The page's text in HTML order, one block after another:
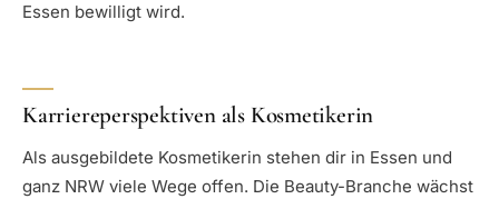
Essen bewilligt wird.
Karriereperspektiven als Kosmetikerin
Als ausgebildete Kosmetikerin stehen dir in Essen und
ganz NRW viele Wege offen. Die Beauty-Branche wächst